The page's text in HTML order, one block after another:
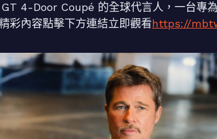
4-Door Coupé 的全球代言人，一台專
彩內容點擊下方連結立即觀看https://